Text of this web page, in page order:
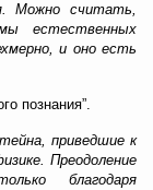
Можно считать,
естественных
и оно есть
познания”.
приведшие к
Преодоление
благодаря